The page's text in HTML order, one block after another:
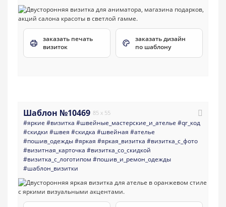
заказать печать
визиток
заказать дизайн
по шаблону
Шаблон №10469 85 x 55
#яркие #визитка #швейные_мастерские_и_ателье #qr_код
#скидки #швея #скидка #швейная #ателье
#пошив_одежды#яркая #яркая_визитка #визитка_с_фото
#визитная_карточка #визитка_со_скидкой
#визитка_с_логотипом #пошив_и_ремон_одежды
#шаблон_визитки